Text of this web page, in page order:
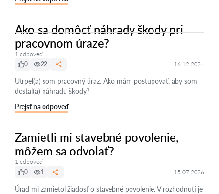
Ako sa domôcť náhrady škody pri
pracovnom úraze?
1 odpoveď
0
22 16.12.2024
Utrpel(a) som pracovný úraz. Ako mám postupovať, aby som
dostal(a) náhradu škody?
Prejsť na odpoveď
Zamietli mi stavebné povolenie,
môžem sa odvolať?
1 odpoveď
0
1 15.07.2026
Úrad mi zamietol žiadosť o stavebné povolenie. V rozhodnutí je